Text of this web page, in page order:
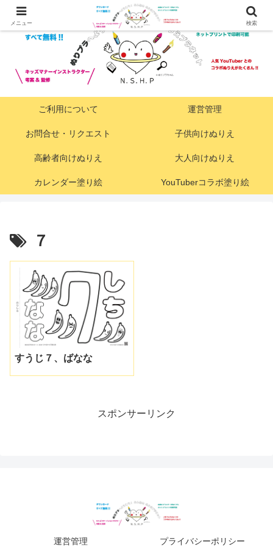
ご利用について 運営管理
お問合せ・リクエスト 子供向けぬりえ
高齢者向けぬりえ 大人向けぬりえ
カレンダー塗り絵 YouTuberコラボ塗り絵
７
すうじ７、ばなな
スポンサーリンク
運営管理 プライバシーポリシー
メニュー 検索